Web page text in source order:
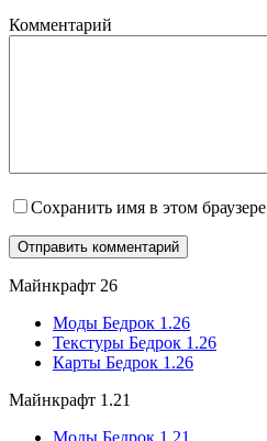
Комментарий
Сохранить имя в этом браузере
Майнкрафт 26
Моды Бедрок 1.26
Текстуры Бедрок 1.26
Карты Бедрок 1.26
Майнкрафт 1.21